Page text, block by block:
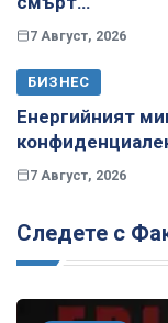
7 Август, 2026
БИЗНЕС
Енергийният
7 Август, 2026
Следете с